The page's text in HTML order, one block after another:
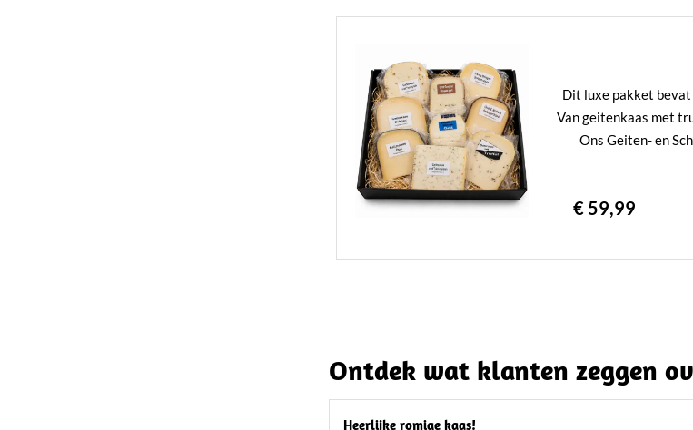
Dit luxe pakket bevat
Van geitenkaas met
Ons Geiten- en
€ 59,99
Ontdek wat klanten zeggen
Heerlijke romige kaas!